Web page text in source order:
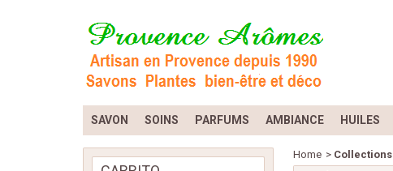
SAVON SOINS PARFUMS AMBIANCE HUILES
Home > Collections